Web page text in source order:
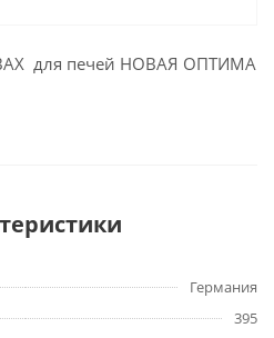
для печей НОВАЯ ОПТИМА
Германия
395